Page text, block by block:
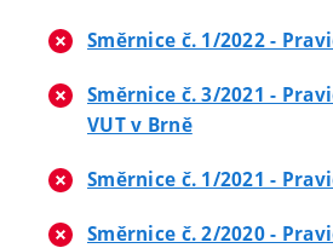
Směrnice č. 1/2022 -
Směrnice č. 3/2021 -
VUT v Brně
Směrnice č. 1/2021 -
Směrnice č. 2/2020 -